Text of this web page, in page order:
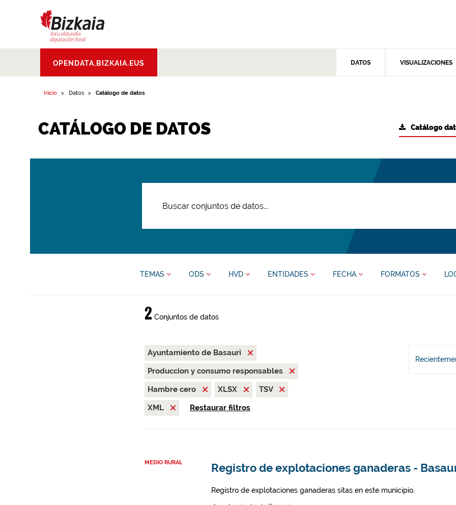
Aldundia.Diputacion
Foral de Bizkaia
OPENDATA.BIZKAIA.EUS DATOS VISUALIZACIONES
Inicio Datos Catálogo de datos
CATÁLOGO DE DATOS Catálogo
TEMAS ODS HVD ENTIDADES FECHA FORMATOS
2 Conjuntos de datos
Ayuntamiento de Basauri
Produccion y consumo responsables
Hambre cero
XLSX
TSV
XML
Restaurar filtros
MEDIO RURAL Registro de explotaciones ganaderas -
Registro de explotaciones ganaderas sitas en este municipio.